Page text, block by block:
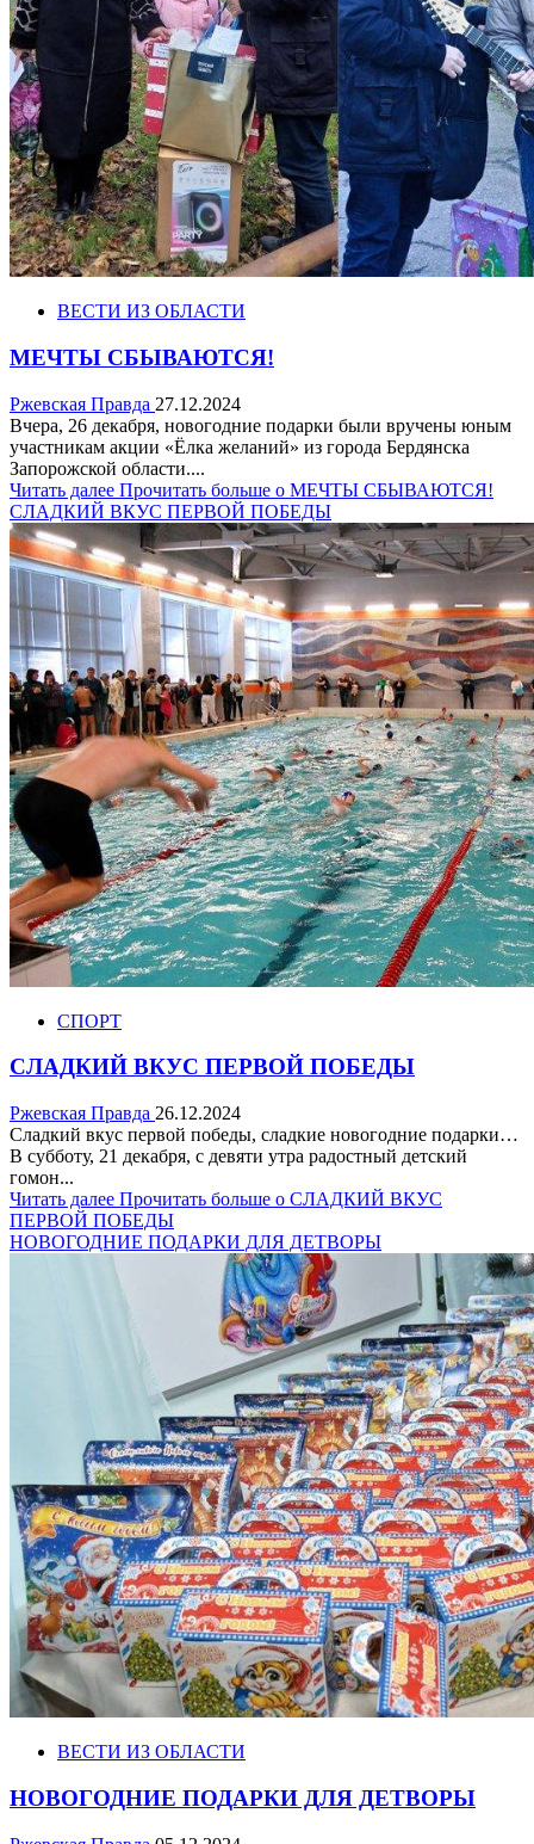
ВЕСТИ ИЗ ОБЛАСТИ
МЕЧТЫ СБЫВАЮТСЯ!
Ржевская Правда 27.12.2024
Вчера, 26 декабря, новогодние подарки были вручены юным
участникам акции «Ёлка желаний» из города Бердянска
Запорожской области....
Читать далее Прочитать больше о МЕЧТЫ СБЫВАЮТСЯ!
СЛАДКИЙ ВКУС ПЕРВОЙ ПОБЕДЫ
СПОРТ
СЛАДКИЙ ВКУС ПЕРВОЙ ПОБЕДЫ
Ржевская Правда 26.12.2024
Сладкий вкус первой победы, сладкие новогодние подарки…
В субботу, 21 декабря, с девяти утра радостный детский
гомон...
Читать далее Прочитать больше о СЛАДКИЙ ВКУС
ПЕРВОЙ ПОБЕДЫ
НОВОГОДНИЕ ПОДАРКИ ДЛЯ ДЕТВОРЫ
ВЕСТИ ИЗ ОБЛАСТИ
НОВОГОДНИЕ ПОДАРКИ ДЛЯ ДЕТВОРЫ